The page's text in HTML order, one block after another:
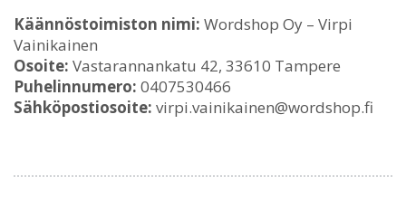
Käännöstoimiston nimi: Wordshop Oy – Virpi
Vainikainen
Osoite: Vastarannankatu 42, 33610 Tampere
Puhelinnumero: 0407530466
Sähköpostiosoite: virpi.vainikainen@wordshop.fi